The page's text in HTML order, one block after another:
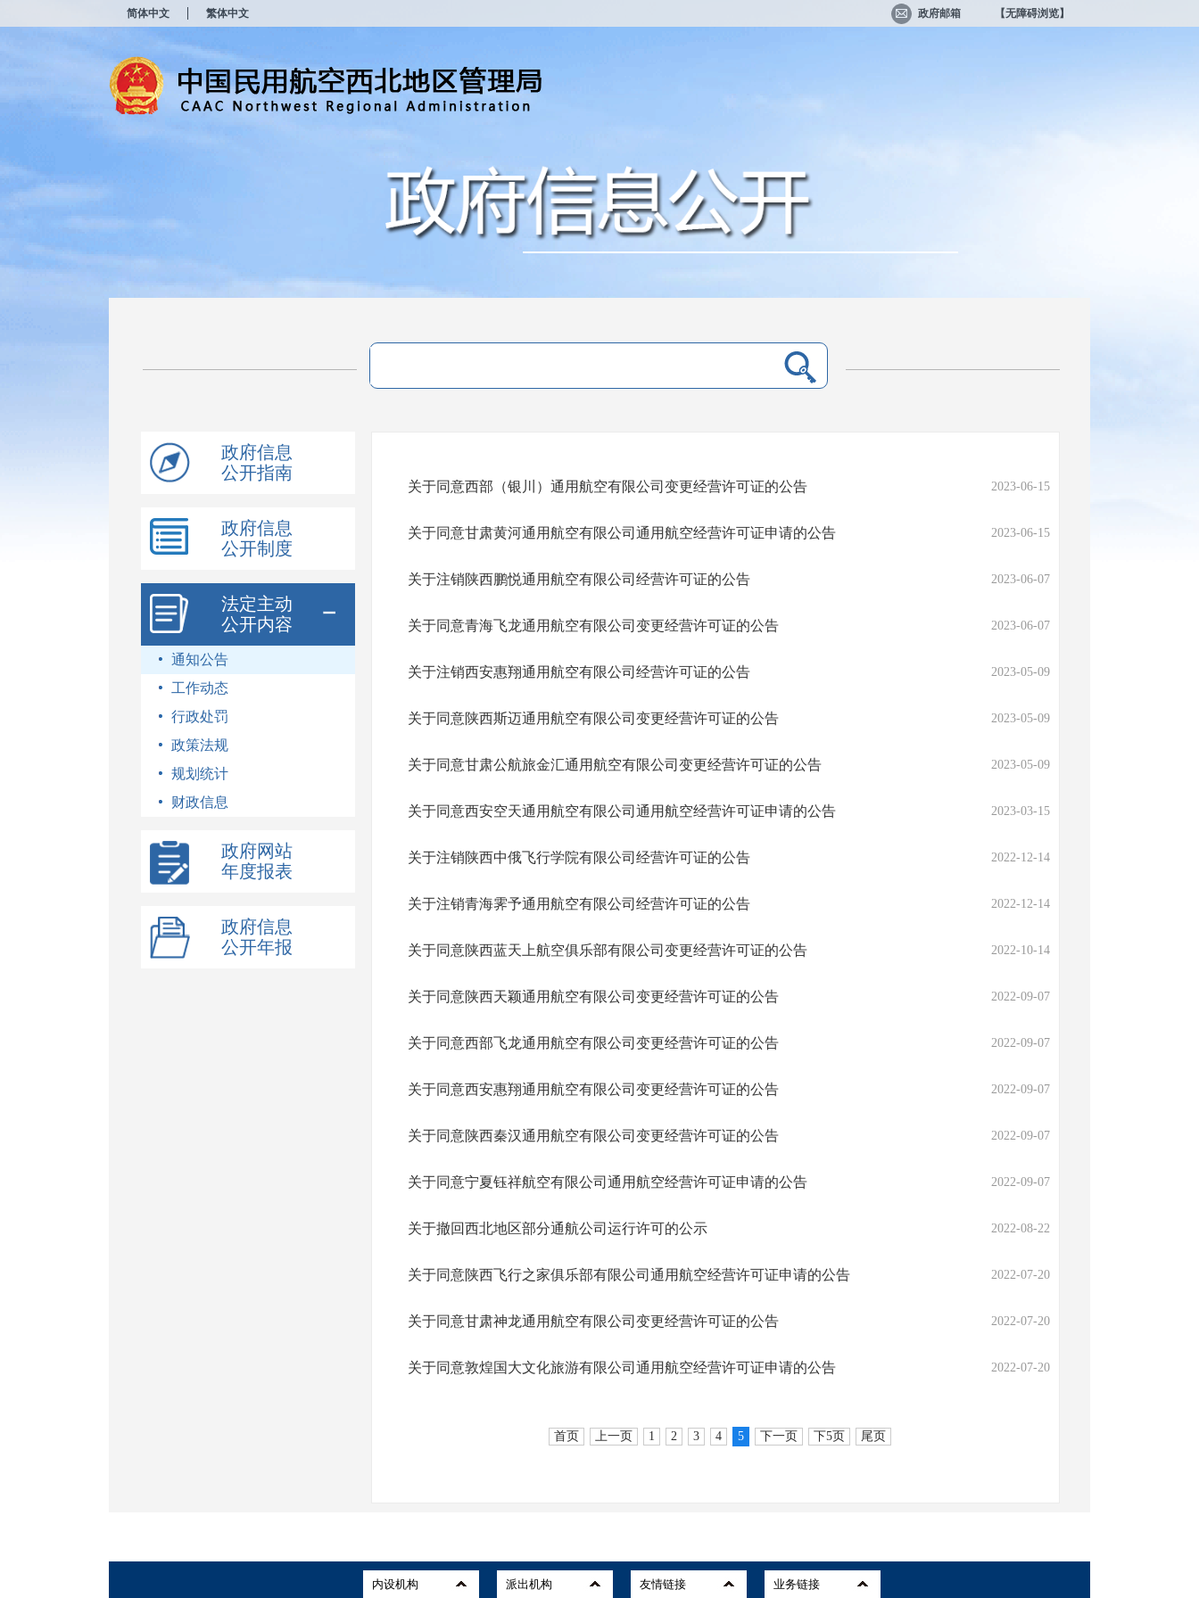
简体中文 繁体中文 政府邮箱 【无障碍浏览】
政府信息
公开指南
政府信息
公开制度
法定主动
公开内容
通知公告
工作动态
行政处罚
政策法规
规划统计
财政信息
政府网站
年度报表
政府信息
公开年报
关于同意西部（银川）通用航空有限公司变更经营许可证的公告 2023-06-15
关于同意甘肃黄河通用航空有限公司通用航空经营许可证申请的公告 2023-06-15
关于注销陕西鹏悦通用航空有限公司经营许可证的公告 2023-06-07
关于同意青海飞龙通用航空有限公司变更经营许可证的公告 2023-06-07
关于注销西安惠翔通用航空有限公司经营许可证的公告 2023-05-09
关于同意陕西斯迈通用航空有限公司变更经营许可证的公告 2023-05-09
关于同意甘肃公航旅金汇通用航空有限公司变更经营许可证的公告 2023-05-09
关于同意西安空天通用航空有限公司通用航空经营许可证申请的公告 2023-03-15
关于注销陕西中俄飞行学院有限公司经营许可证的公告 2022-12-14
关于注销青海霁予通用航空有限公司经营许可证的公告 2022-12-14
关于同意陕西蓝天上航空俱乐部有限公司变更经营许可证的公告 2022-10-14
关于同意陕西天颖通用航空有限公司变更经营许可证的公告 2022-09-07
关于同意西部飞龙通用航空有限公司变更经营许可证的公告 2022-09-07
关于同意西安惠翔通用航空有限公司变更经营许可证的公告 2022-09-07
关于同意陕西秦汉通用航空有限公司变更经营许可证的公告 2022-09-07
关于同意宁夏钰祥航空有限公司通用航空经营许可证申请的公告 2022-09-07
关于撤回西北地区部分通航公司运行许可的公示 2022-08-22
关于同意陕西飞行之家俱乐部有限公司通用航空经营许可证申请的公告 2022-07-20
关于同意甘肃神龙通用航空有限公司变更经营许可证的公告 2022-07-20
关于同意敦煌国大文化旅游有限公司通用航空经营许可证申请的公告 2022-07-20
首页 上一页 1 2 3 4 5 下一页 下5页 尾页
窗